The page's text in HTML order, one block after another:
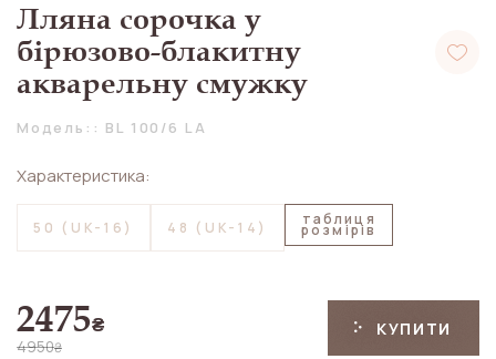
Лляна сорочка у
бірюзово-блакитну
акварельну смужку
Модель:: BL 100/6 LA
Характеристика:
50 (UK-16) 48 (UK-14) таблиця
розмірів
2475₴
4950₴
КУПИТИ